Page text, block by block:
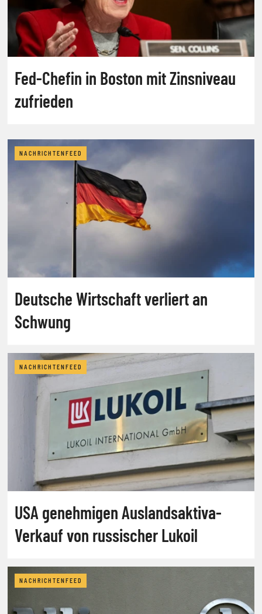
Fed-Chefin in Boston mit Zinsniveau
zufrieden
NACHRICHTENFEED
Deutsche Wirtschaft verliert an
Schwung
NACHRICHTENFEED
USA genehmigen Auslandsaktiva-
Verkauf von russischer Lukoil
NACHRICHTENFEED